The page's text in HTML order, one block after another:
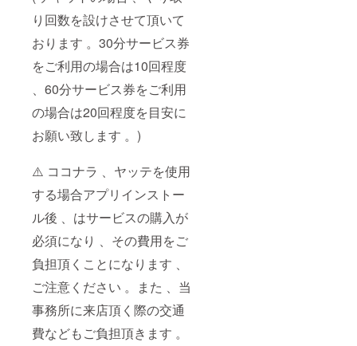
り回数を設けさせて頂いて
おります 。30分サービス券
をご利用の場合は10回程度
、60分サービス券をご利用
の場合は20回程度を目安に
お願い致します 。)
⚠️ ココナラ 、ヤッテを使用
する場合アプリインストー
ル後 、はサービスの購入が
必須になり 、その費用をご
負担頂くことになります 、
ご注意ください 。また 、当
事務所に来店頂く際の交通
費などもご負担頂きます 。